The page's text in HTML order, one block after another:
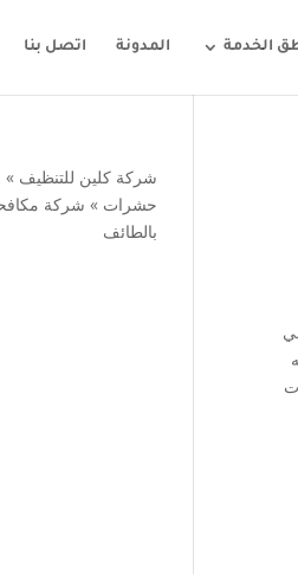
الخدمة المدونة اتصل بنا
شركة كلين للتنظيف »
حشرات » شركة
بالطائف